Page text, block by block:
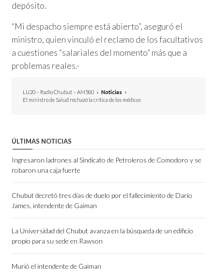
depósito.
“Mi despacho siempre está abierto”, aseguró el
ministro, quien vinculó el reclamo de los facultativos
a cuestiones “salariales del momento” más que a
problemas reales.-
LU20 – Radio Chubut – AM580 » Noticias »
El ministro de Salud rechazó la crítica de los médicos
ÚLTIMAS NOTICIAS
Ingresaron ladrones al Sindicato de Petroleros de Comodoro y se
robaron una caja fuerte
Chubut decretó tres días de duelo por el fallecimiento de Darío
James, intendente de Gaiman
La Universidad del Chubut avanza en la búsqueda de un edificio
propio para su sede en Rawson
Murió el intendente de Gaiman